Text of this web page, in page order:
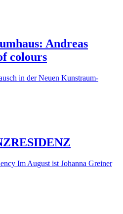
Andreas
colours
in der Neuen Kunstraum-
Im August ist Johanna Greiner